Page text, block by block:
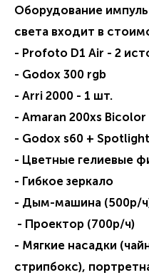
Оборудование
света входит в
- Profoto D1 Air - 2
- Godox 300 rgb
- Arri 2000 - 1 шт.
- Amaran 200xs Bicolor
- Godox s60 +
- Цветные гелиевые
- Гибкое зеркало
- Дым-машина (500р/
- Проектор (700р/ч)
- Мягкие насадки
стрипбокс),